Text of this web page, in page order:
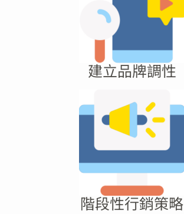
建立品牌調性
階段性行銷策略